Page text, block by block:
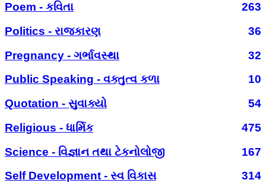
Poem - કવિતા
263
Politics - રાજકારણ
36
Pregnancy - ગર્ભાવસ્થા
32
Public Speaking - વક્તુત્વ કળા
10
Quotation - સુવાક્યો
54
Religious - ધાર્મિક
475
Science - વિજ્ઞાન તથા ટેકનોલોજી
167
Self Development - સ્વ વિકાસ
314